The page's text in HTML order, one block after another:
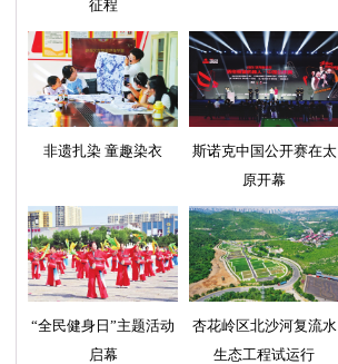
征程
非遗扎染 童趣染衣
斯诺克中国公开赛在太
原开幕
“全民健身日”主题活动
启幕
杏花岭区北沙河复流水
生态工程试运行